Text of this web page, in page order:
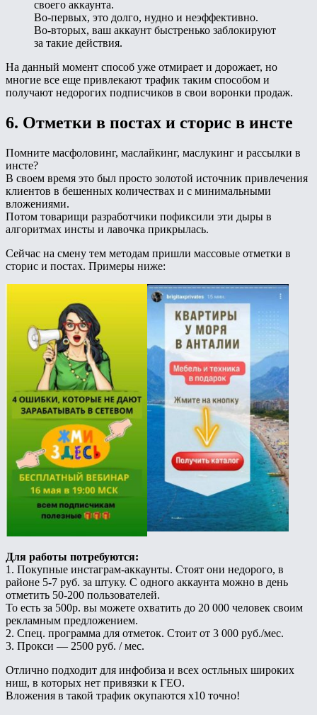
своего аккаунта.
Во-первых, это долго, нудно и неэффективно.
Во-вторых, ваш аккаунт быстренько заблокируют
за такие действия.
На данный момент способ уже отмирает и дорожает, но
многие все еще привлекают трафик таким способом и
получают недорогих подписчиков в свои воронки продаж.
6. Отметки в постах и сторис в инсте
Помните масфоловинг, маслайкинг, маслукинг и рассылки в
инсте?
В своем время это был просто золотой источник привлечения
клиентов в бешенных количествах и с минимальными
вложениями.
Потом товарищи разработчики пофиксили эти дыры в
алгоритмах инсты и лавочка прикрылась.
Сейчас на смену тем методам пришли массовые отметки в
сторис и постах. Примеры ниже:
Для работы потребуются:
1. Покупные инстаграм-аккаунты. Стоят они недорого, в
районе 5-7 руб. за штуку. С одного аккаунта можно в день
отметить 50-200 пользователей.
То есть за 500р. вы можете охватить до 20 000 человек своим
рекламным предложением.
2. Спец. программа для отметок. Стоит от 3 000 руб./мес.
3. Прокси — 2500 руб. / мес.
Отлично подходит для инфобиза и всех остльных широких
ниш, в которых нет привязки к ГЕО.
Вложения в такой трафик окупаются х10 точно!